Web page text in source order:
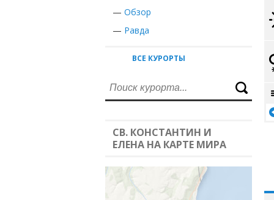
— Обзор
— Равда
ВСЕ КУРОРТЫ
СВ. КОНСТАНТИН И
ЕЛЕНА НА КАРТЕ МИРА